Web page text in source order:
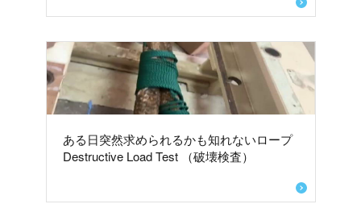
ある日突然求められるかも知れないロープ
Destructive Load Test （破壊検査）